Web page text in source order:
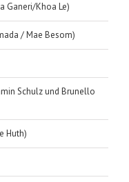
Ganeri/Khoa Le)
/ Mae Besom)
Schulz und Brunello
Huth)